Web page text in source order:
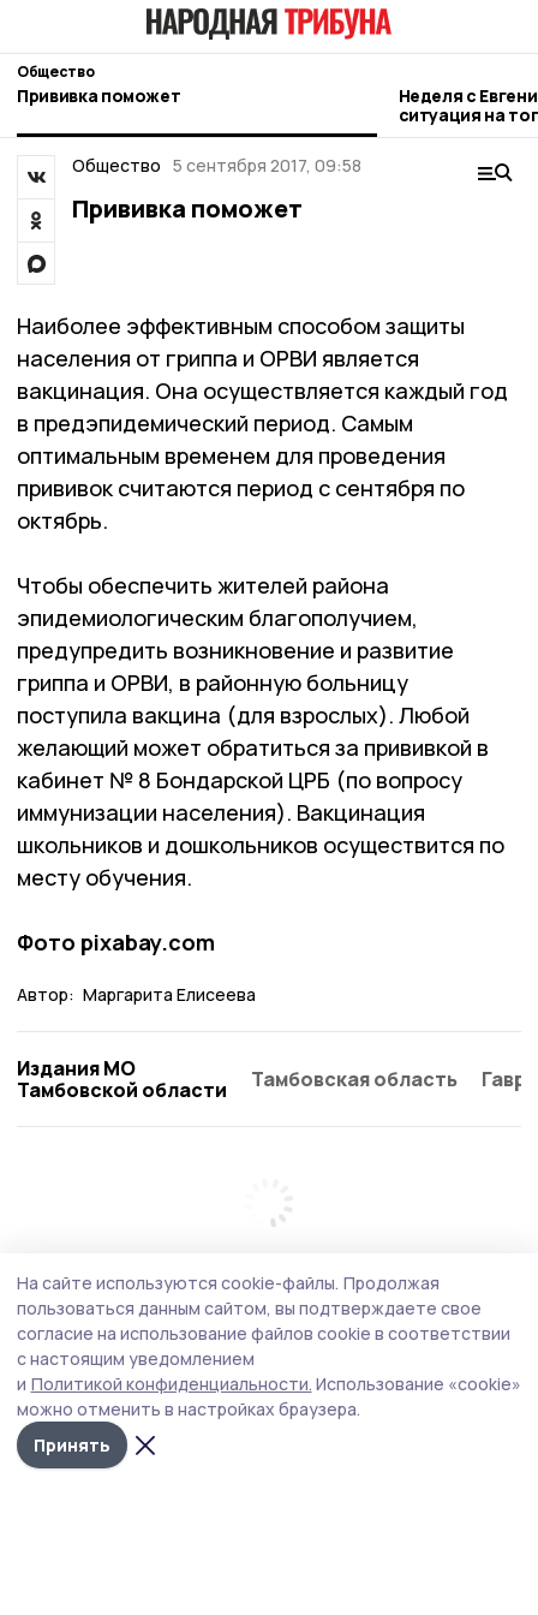
Общество
Прививка поможет
Неделя с
ситуация на
городе и
Общество 5 сентября 2017, 09:58
Прививка поможет
Наиболее эффективным способом защиты
населения от гриппа и ОРВИ является
вакцинация. Она осуществляется каждый год
в предэпидемический период. Самым
оптимальным временем для проведения
прививок считаются период с сентября по
октябрь.
Чтобы обеспечить жителей района
эпидемиологическим благополучием,
предупредить возникновение и развитие
гриппа и ОРВИ, в районную больницу
поступила вакцина (для взрослых). Любой
желающий может обратиться за прививкой в
кабинет № 8 Бондарской ЦРБ (по вопросу
иммунизации насе­ления). Вакцинация
школьников и дошкольников осуществится по
месту обучения.
Фото pixabay.com
Автор: Маргарита Елисеева
Издания МО
Тамбовской области
Тамбовская область
На сайте используются cookie-файлы. Продолжая
пользоваться данным сайтом, вы подтверждаете свое
согласие на использование файлов cookie в соответствии
с настоящим уведомлением
и Политикой конфиденциальности. Использование «cookie»
можно отменить в настройках браузера.
Принять